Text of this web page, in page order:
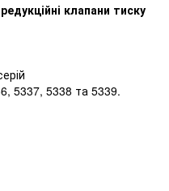
клапани тиску
5337, 5338 та 5339.